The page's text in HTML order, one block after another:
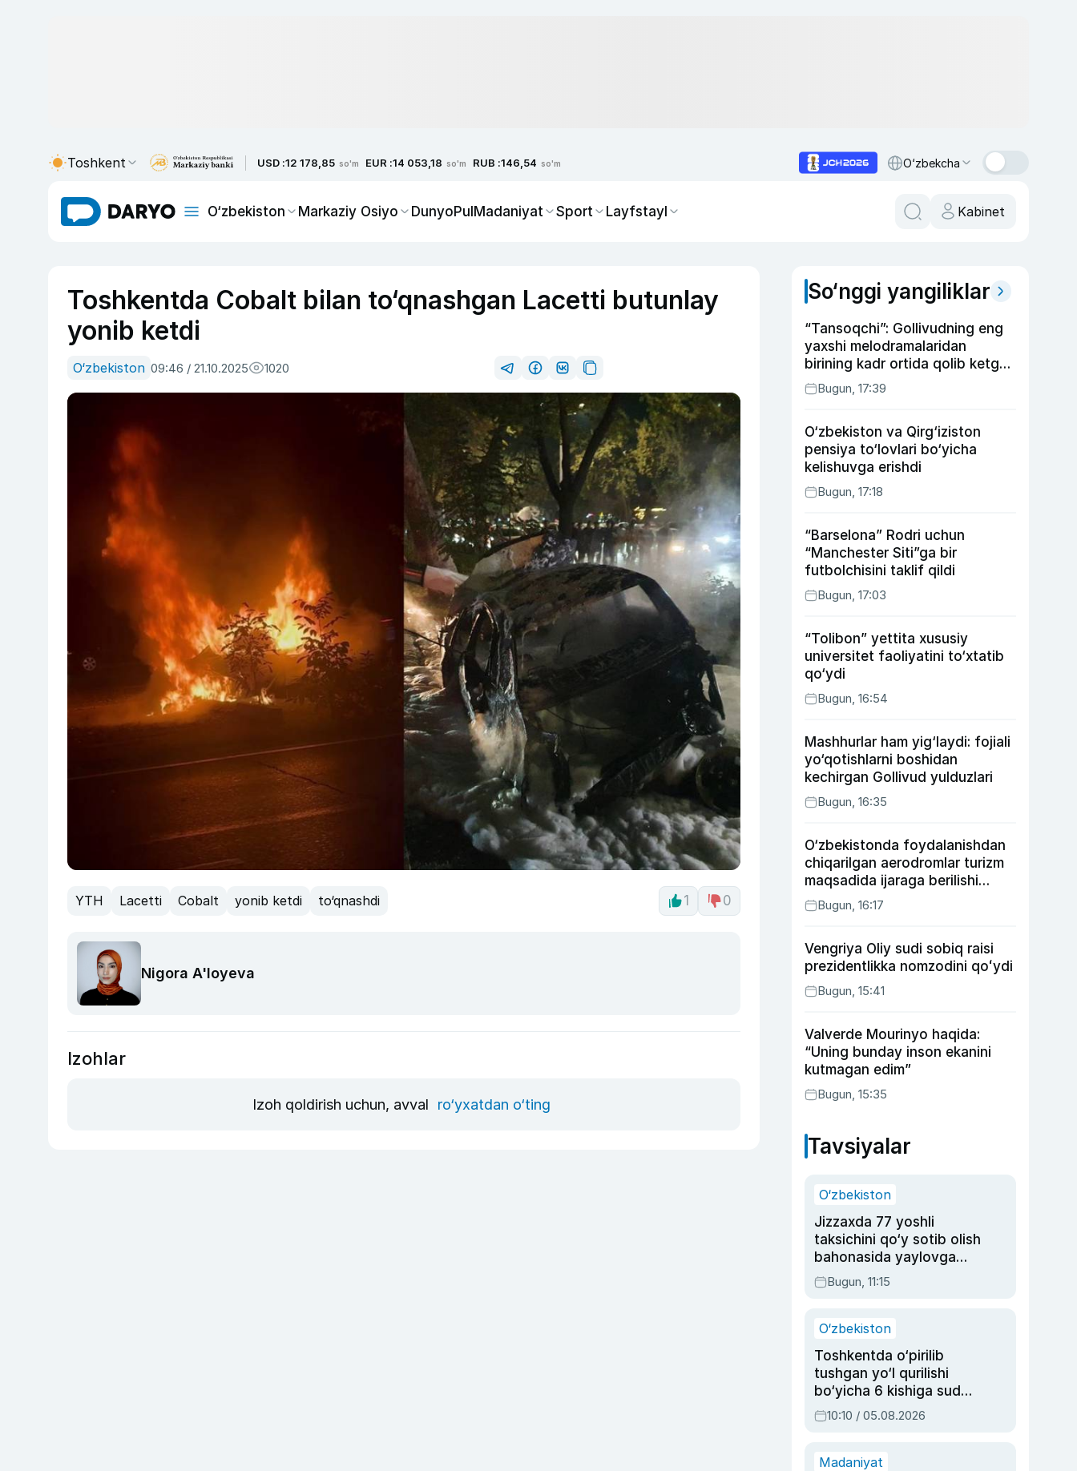
Toshkent USD :12 178,85 so'm EUR :14 053,18 so'm RUB :146,54 so'm O‘zbekcha
O‘zbekiston Markaziy Osiyo DunyoPulMadaniyat Sport Layfstayl Kabinet
Toshkentda Cobalt bilan to‘qnashgan Lacetti butunlay
yonib ketdi
O‘zbekiston 09:46 / 21.10.2025 1020
YTH Lacetti Cobalt yonib ketdi to‘qnashdi 1 0
Nigora A'loyeva
Izohlar
Izoh qoldirish uchun, avval ro‘yxatdan o‘ting
So‘nggi yangiliklar
“Tansoqchi”: Gollivudning eng
yaxshi melodramalaridan
birining kadr ortida qolib ketgan
voqealari
Bugun, 17:39
O‘zbekiston va Qirg‘iziston
pensiya to‘lovlari bo‘yicha
kelishuvga erishdi
Bugun, 17:18
“Barselona” Rodri uchun
“Manchester Siti”ga bir
futbolchisini taklif qildi
Bugun, 17:03
“Tolibon” yettita xususiy
universitet faoliyatini to‘xtatib
qo‘ydi
Bugun, 16:54
Mashhurlar ham yig‘laydi: fojiali
yo‘qotishlarni boshidan
kechirgan Gollivud yulduzlari
Bugun, 16:35
O‘zbekistonda foydalanishdan
chiqarilgan aerodromlar turizm
maqsadida ijaraga berilishi
mumkin
Bugun, 16:17
Vengriya Oliy sudi sobiq raisi
prezidentlikka nomzodini qoʻydi
Bugun, 15:41
Valverde Mourinyo haqida:
“Uning bunday inson ekanini
kutmagan edim”
Bugun, 15:35
Tavsiyalar
O‘zbekiston
Jizzaxda 77 yoshli
taksichini qo‘y sotib olish
bahonasida yaylovga
olib borib o‘ldirgan yigit
20 yilga qamaldi
Bugun, 11:15
O‘zbekiston
Toshkentda o‘pirilib
tushgan yo‘l qurilishi
bo‘yicha 6 kishiga sud
hukmi o‘qildi
10:10 / 05.08.2026
Madaniyat